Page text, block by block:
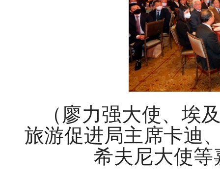
（廖力强大使、埃
旅游促进局主席卡迪
希夫尼大使